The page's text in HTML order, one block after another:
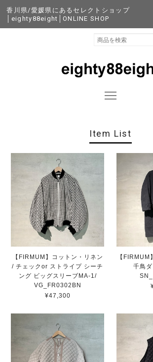
香川県/愛媛県にあるセレクトショップ
│eighty88eight│ONLINE SHOP
Item List
【FIRMUM】コットン・リネン
/ チェックor ストライプ シーチ
ング ビッグスリーブMA-1/
VG_FR0302BN
¥47,300
【FIRMUM
千⿃